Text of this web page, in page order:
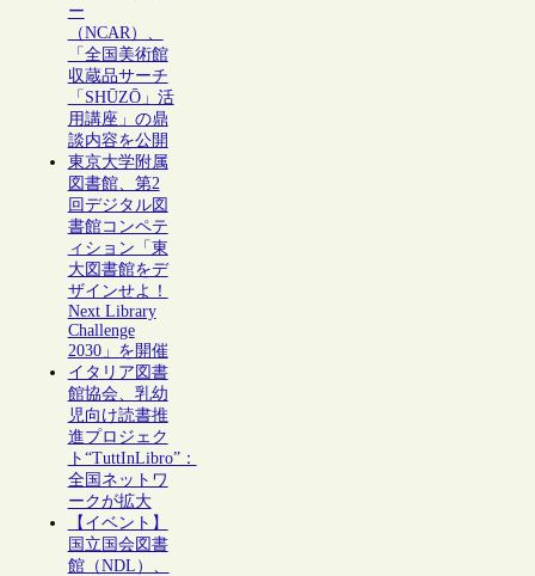
ー
（NCAR）、
「全国美術館
収蔵品サーチ
「SHŪZŌ」活
用講座」の鼎
談内容を公開
東京大学附属
図書館、第2
回デジタル図
書館コンペテ
ィション「東
大図書館をデ
ザインせよ！
Next Library
Challenge
2030」を開催
イタリア図書
館協会、乳幼
児向け読書推
進プロジェク
ト“TuttInLibro”：
全国ネットワ
ークが拡大
【イベント】
国立国会図書
館（NDL）、